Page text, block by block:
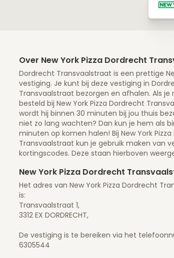
Over New York Pizza Dordrecht
Dordrecht Transvaalstraat is een prettige
vestiging. Je kunt bij deze vestiging in
Transvaalstraat bezorgen en afhalen. Als je
besteld bij New York Pizza Dordrecht
wordt hij binnen 30 minuten bij jou thuis
niet zo lang wachten? Dan kun je hem als
minuten op komen halen! Bij New York
Transvaalstraat kun je gebruik maken van
kortingscodes. Deze staan hierboven
New York Pizza Dordrecht
Het adres van New York Pizza Dordrecht
is:
Transvaalstraat 1,
3312 EX DORDRECHT,
De vestiging is te bereiken via het
6305544